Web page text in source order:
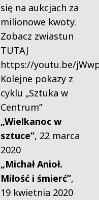
się na aukcjach za
milionowe kwoty.
Zobacz zwiastun
TUTAJ
https://youtu.be/
Kolejne pokazy z
cyklu „Sztuka w
Centrum”
„Wielkanoc w
sztuce”, 22 marca
2020
„Michał Anioł.
Miłość i śmierć”,
19 kwietnia 2020